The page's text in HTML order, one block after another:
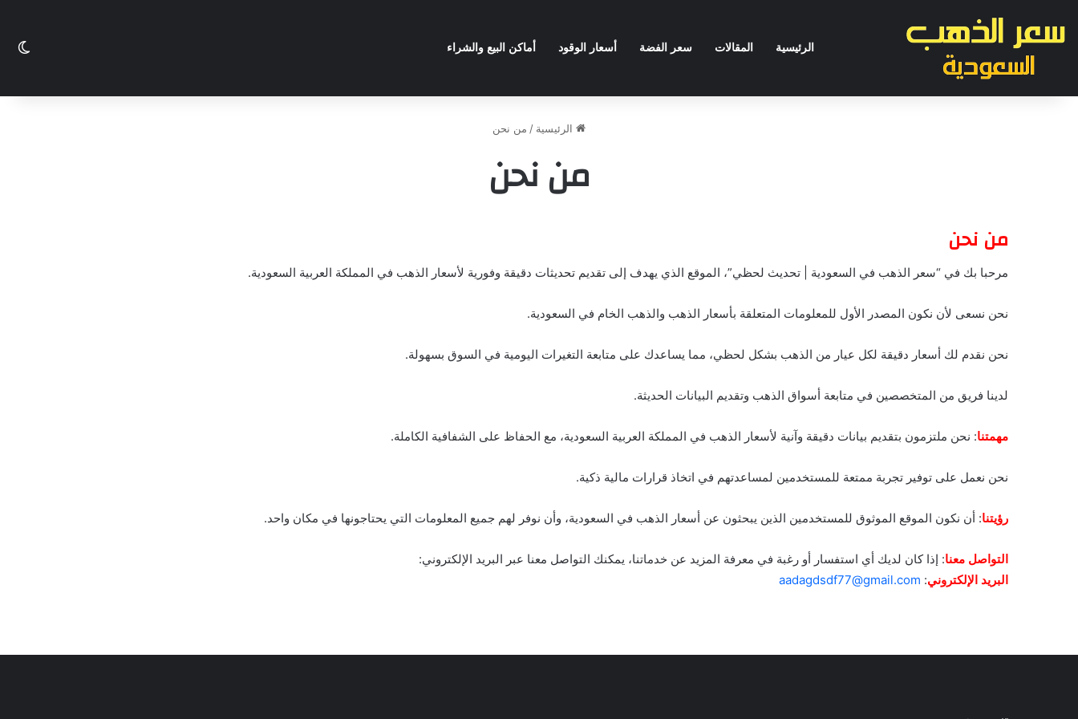
الرئيسية المقالات سعر الفضة أسعار الوقود أماكن البيع والشراء
الرئيسية / من نحن
من نحن
من نحن
مرحبا بك في “سعر الذهب في السعودية | تحديث لحظي”، الموقع الذي يهدف إلى تقديم تحديثات دقيقة وفورية لأسعار الذهب في المملكة العربية السعودية.
نحن نسعى لأن نكون المصدر الأول للمعلومات المتعلقة بأسعار الذهب والذهب الخام في السعودية.
نحن نقدم لك أسعار دقيقة لكل عيار من الذهب بشكل لحظي، مما يساعدك على متابعة التغيرات اليومية في السوق بسهولة.
لدينا فريق من المتخصصين في متابعة أسواق الذهب وتقديم البيانات الحديثة.
مهمتنا: نحن ملتزمون بتقديم بيانات دقيقة وآنية لأسعار الذهب في المملكة العربية السعودية، مع الحفاظ على الشفافية الكاملة.
نحن نعمل على توفير تجربة ممتعة للمستخدمين لمساعدتهم في اتخاذ قرارات مالية ذكية.
رؤيتنا: أن نكون الموقع الموثوق للمستخدمين الذين يبحثون عن أسعار الذهب في السعودية، وأن نوفر لهم جميع المعلومات التي يحتاجونها في مكان واحد.
التواصل معنا: إذا كان لديك أي استفسار أو رغبة في معرفة المزيد عن خدماتنا، يمكنك التواصل معنا عبر البريد الإلكتروني:
البريد الإلكتروني:
aadagdsdf77@gmail.com